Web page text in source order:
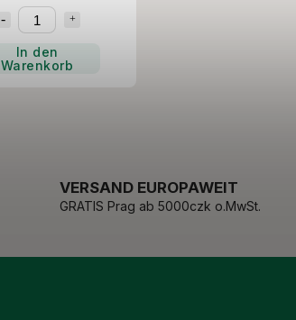
In den
Warenkorb
VERSAND EUROPAWEIT
GRATIS Prag ab 5000czk o.MwSt.